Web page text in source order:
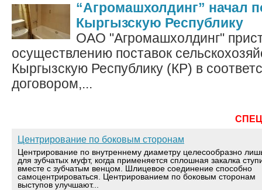
“Агромашхолдинг” начал
Кыргызскую Республику
ОАО "Агромашхолдинг"
осуществлению поставок
Кыргызскую Республику (КР) в
договором,...
Центрирование по боковым сторонам
Центрирование по внутреннему диаметру целесообразно
для зубчатых муфт, когда применяется сплошная закалка
вместе с зубчатым венцом. Шлицевое соединение способно
самоцентрироваться. Центрированием по боковым сторонам
выступов улучшают...